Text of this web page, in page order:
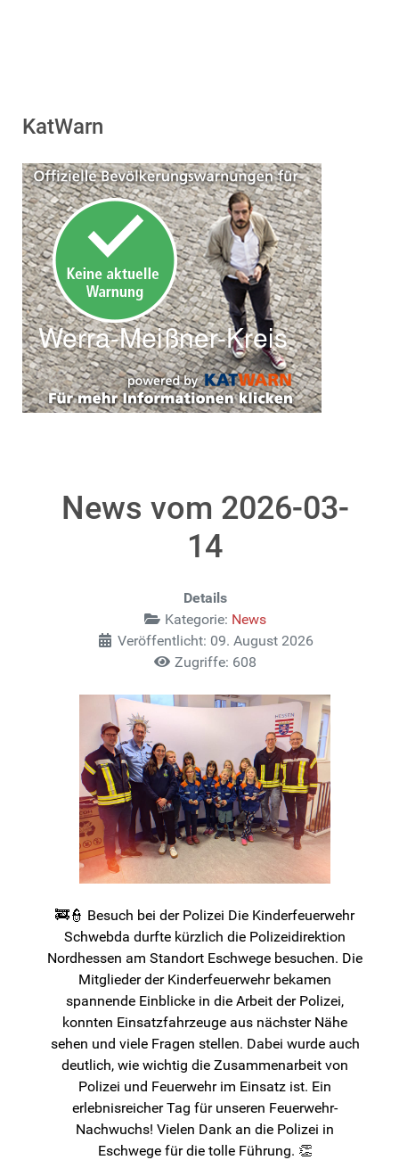
KatWarn
News vom 2026-03-
14
Details
Kategorie: News
Veröffentlicht: 09. August 2026
Zugriffe: 608
🚒👮 Besuch bei der Polizei Die Kinderfeuerwehr
Schwebda durfte kürzlich die Polizeidirektion
Nordhessen am Standort Eschwege besuchen. Die
Mitglieder der Kinderfeuerwehr bekamen
spannende Einblicke in die Arbeit der Polizei,
konnten Einsatzfahrzeuge aus nächster Nähe
sehen und viele Fragen stellen. Dabei wurde auch
deutlich, wie wichtig die Zusammenarbeit von
Polizei und Feuerwehr im Einsatz ist. Ein
erlebnisreicher Tag für unseren Feuerwehr-
Nachwuchs! Vielen Dank an die Polizei in
Eschwege für die tolle Führung. 👏